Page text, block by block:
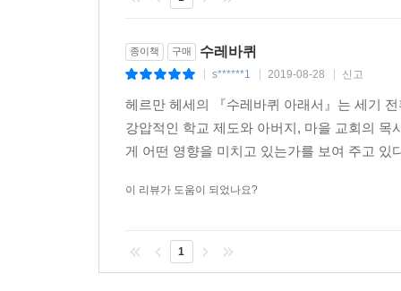
종이책 구매 수레바퀴
s******1 2019-08-28 신고
헤르만 헤세의 『수레바퀴 아래서』는 세기
강압적인 학교 제도와 아버지, 마을 교회의
게 어떤 영향을 미치고 있는가를 보여 주고
이 리뷰가 도움이 되었나요?
1